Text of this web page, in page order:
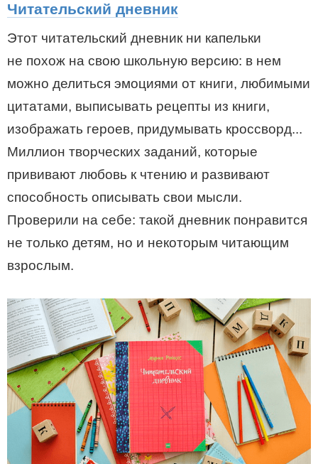
Читательский дневник
Этот читательский дневник ни капельки
не похож на свою школьную версию: в нем
можно делиться эмоциями от книги, любимыми
цитатами, выписывать рецепты из книги,
изображать героев, придумывать кроссворд...
Миллион творческих заданий, которые
прививают любовь к чтению и развивают
способность описывать свои мысли.
Проверили на себе: такой дневник понравится
не только детям, но и некоторым читающим
взрослым.